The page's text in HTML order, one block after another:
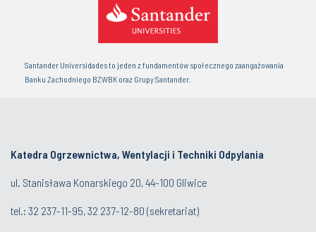
Santander Universidades to jeden z fundamentów społecznego zaangażowania
Banku Zachodniego BZWBK oraz Grupy Santander.
Katedra Ogrzewnictwa, Wentylacji i Techniki Odpylania
ul. Stanisława Konarskiego 20, 44-100 Gliwice
tel.: 32 237-11-95,32 237-12-80 (sekretariat)